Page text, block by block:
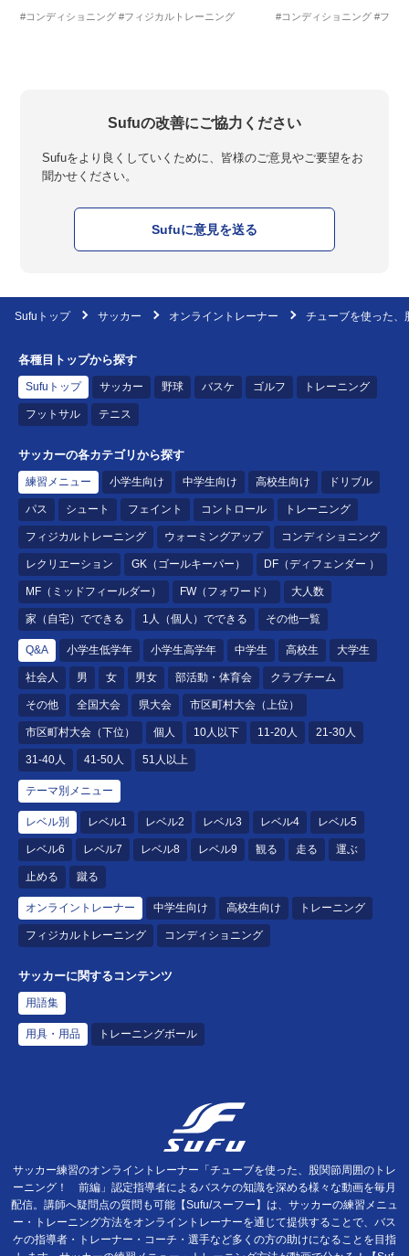
#コンディショニング #フィジカルトレーニング #コンディショニング #フィ
Sufuの改善にご協力ください
Sufuをより良くしていくために、皆様のご意見やご要望をお
聞かせください。
Sufuに意見を送る
Sufuトップ サッカー オンライントレーナー チューブを使った
各種目トップから探す
Sufuトップ サッカー 野球 バスケ ゴルフ トレーニング
フットサル テニス
サッカーの各カテゴリから探す
練習メニュー 小学生向け 中学生向け 高校生向け ドリブル
パス シュート フェイント コントロール トレーニング
フィジカルトレーニング ウォーミングアップ コンディショニング
レクリエーション GK（ゴールキーパー） DF（ディフェンダー ）
MF（ミッドフィールダー） FW（フォワード） 大人数
家（自宅）でできる 1人（個人）でできる その他一覧
Q&A 小学生低学年 小学生高学年 中学生 高校生 大学生
社会人 男 女 男女 部活動・体育会 クラブチーム
その他 全国大会 県大会 市区町村大会（上位）
市区町村大会（下位） 個人 10人以下 11-20人 21-30人
31-40人 41-50人 51人以上
テーマ別メニュー
レベル別 レベル1 レベル2 レベル3 レベル4 レベル5
レベル6 レベル7 レベル8 レベル9 観る 走る 運ぶ
止める 蹴る
オンライントレーナー 中学生向け 高校生向け トレーニング
フィジカルトレーニング コンディショニング
サッカーに関するコンテンツ
用語集
用具・用品 トレーニングボール
サッカー練習のオンライントレーナー「チューブを使った、股関節周囲のトレ
ーニング！ 前編」認定指導者によるバスケの知識を深める様々な動画を毎月
配信。講師へ疑問点の質問も可能【Sufu/スーフー】は、サッカーの練習メニュ
ー・トレーニング方法をオンライントレーナーを通じて提供することで、バス
ケの指導者・トレーナー・コーチ・選手など多くの方の助けになることを目指